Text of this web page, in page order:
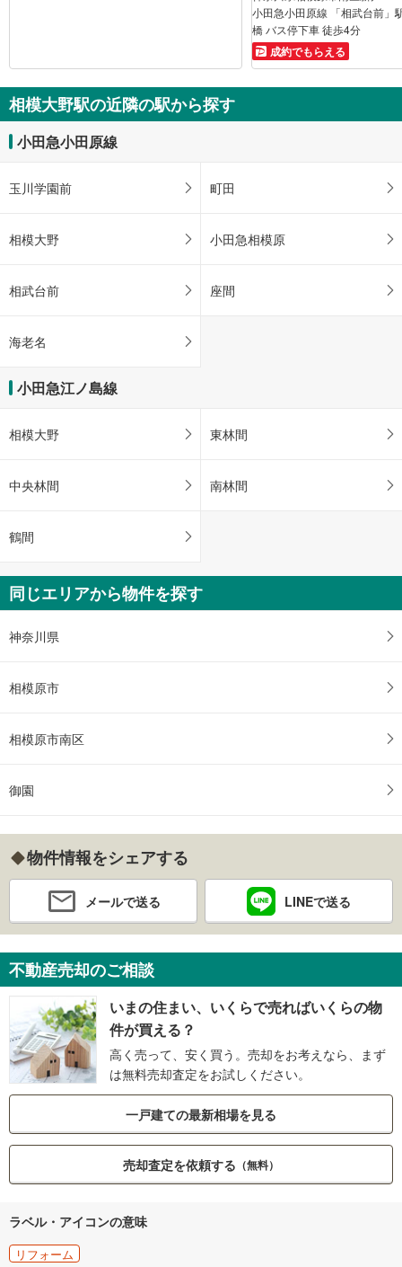
小田急小田原線 「相武台前」
橋 バス停下車 徒歩4分
成約でもらえる
相模大野駅の近隣の駅から探す
小田急小田原線
玉川学園前 町田
相模大野 小田急相模原
相武台前 座間
海老名
小田急江ノ島線
相模大野 東林間
中央林間 南林間
鶴間
同じエリアから物件を探す
神奈川県
相模原市
相模原市南区
御園
物件情報をシェアする
メールで送る LINEで送る
不動産売却のご相談
いまの住まい、いくらで売ればいくらの物
件が買える？
高く売って、安く買う。売却をお考えなら、まず
は無料売却査定をお試しください。
一戸建ての最新相場を見る
売却査定を依頼する （無料）
ラベル・アイコンの意味
リフォーム